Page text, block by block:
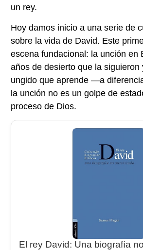
un rey.
Hoy damos inicio a una serie de
sobre la vida de David. Este
escena fundacional: la unción en
años de desierto que la siguieron
ungido que aprende —a
la unción no es un golpe de
proceso de Dios.
El rey David: Una biografía